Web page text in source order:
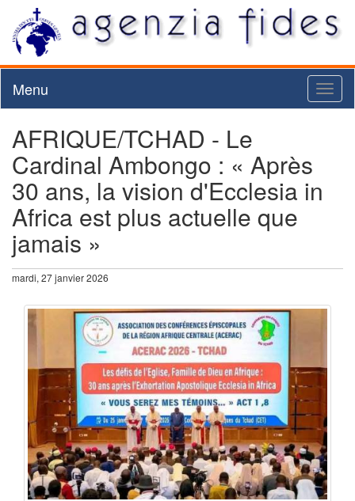
Menu
AFRIQUE/TCHAD - Le
Cardinal Ambongo : « Après
30 ans, la vision d'Ecclesia in
Africa est plus actuelle que
jamais »
mardi, 27 janvier 2026